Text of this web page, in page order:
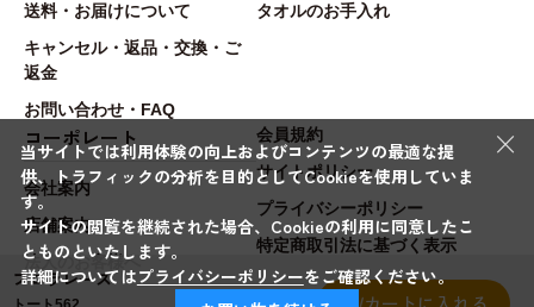
フロラレース
送料・お届けについて
キャンセル・返品・交換・ご
返金
お問い合わせ・FAQ
タオルのお手入れ
コーポレート
会社案内
店舗案内
法人のお客様へ
会員規約
サイトポリシー
プライバシーポリシー
特定商取引法に基づく表示
×
当サイトでは利用体験の向上およびコンテンツの最適な提
供、トラフィックの分析を目的としてCookieを使用していま
す。
サイトの閲覧を継続された場合、Cookieの利用に同意したこ
とものといたします。
詳細についてはプライバシーポリシーをご確認ください。